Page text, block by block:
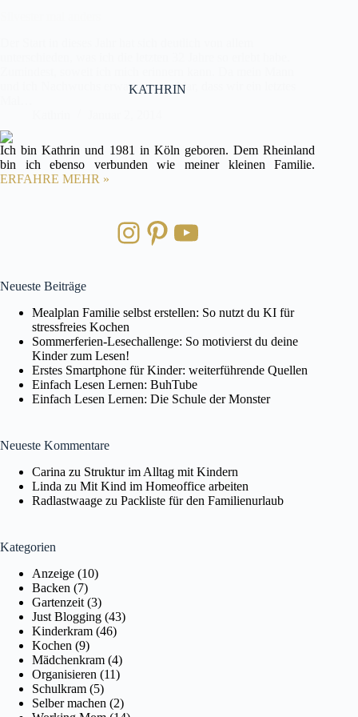
und ich Nachwuchs erwarten, war klar, dass wir ein letztes
KATHRIN
Ich bin Kathrin und 1981 in Köln geboren. Dem Rheinland
bin ich ebenso verbunden wie meiner kleinen Familie.
ERFAHRE MEHR »
Instagram
Pinterest
YouTube
Neueste Beiträge
Mealplan Familie selbst erstellen: So nutzt du KI für
stressfreies Kochen
Sommerferien-Lesechallenge: So motivierst du deine
Kinder zum Lesen!
Erstes Smartphone für Kinder: weiterführende Quellen
Einfach Lesen Lernen: BuhTube
Einfach Lesen Lernen: Die Schule der Monster
Neueste Kommentare
Carina zu Struktur im Alltag mit Kindern
Linda zu Mit Kind im Homeoffice arbeiten
Radlastwaage zu Packliste für den Familienurlaub
Kategorien
Anzeige (10)
Backen (7)
Gartenzeit (3)
Just Blogging (43)
Kinderkram (46)
Kochen (9)
Mädchenkram (4)
Organisieren (11)
Schulkram (5)
Selber machen (2)